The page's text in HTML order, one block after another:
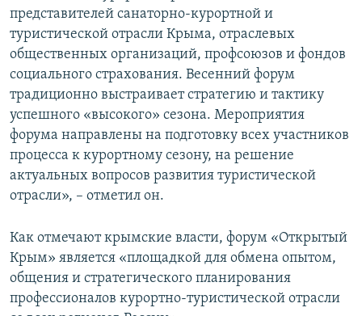
Все сайты RFE/RL
представителей санаторно-курортной и
туристической отрасли Крыма, отраслевых
общественных организаций, профсоюзов и фондов
социального страхования. Весенний форум
традиционно выстраивает стратегию и тактику
успешного «высокого» сезона. Мероприятия
форума направлены на подготовку всех участников
процесса к курортному сезону, на решение
актуальных вопросов развития туристической
отрасли», – отметил он.
Как отмечают крымские власти, форум «Открытый
Крым» является «площадкой для обмена опытом,
общения и стратегического планирования
профессионалов курортно-туристической отрасли